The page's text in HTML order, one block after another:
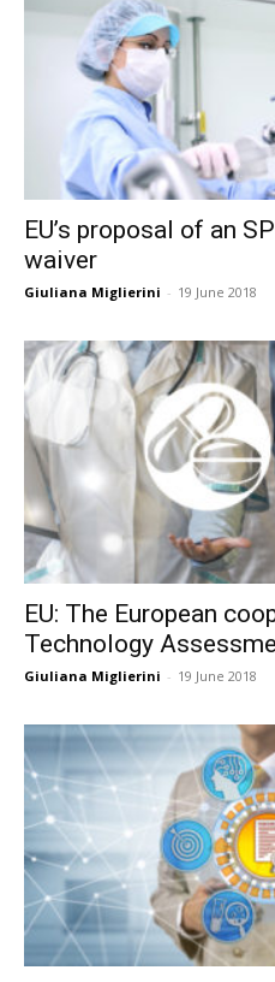
EU’s proposal of an
waiver
Giuliana Miglierini - 19 June 2018
EU: The European
Technology
Giuliana Miglierini - 19 June 2018